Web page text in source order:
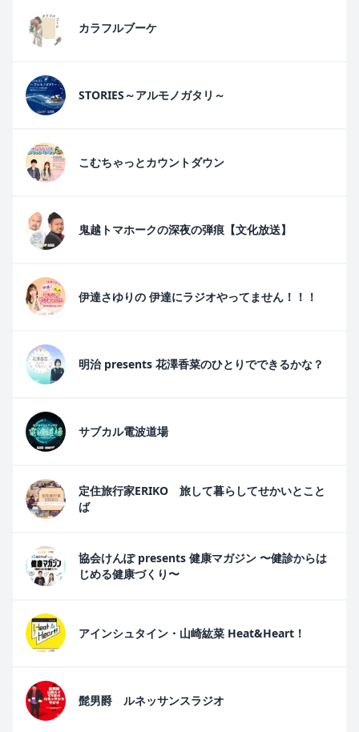
カラフルブーケ
STORIES～アルモノガタリ～
こむちゃっとカウントダウン
鬼越トマホークの深夜の弾痕【文化放送】
伊達さゆりの 伊達にラジオやってません！！！
明治 presents 花澤香菜のひとりでできるかな？
サブカル電波道場
定住旅行家ERIKO 旅して暮らしてせかいとこと
ば
協会けんぽ presents 健康マガジン 〜健診からは
じめる健康づくり〜
アインシュタイン・山崎紘菜 Heat&Heart！
髭男爵 ルネッサンスラジオ